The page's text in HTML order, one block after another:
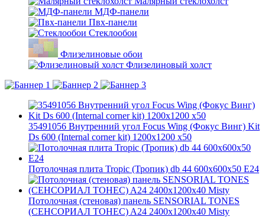
МДФ-панели
Пвх-панели
Стеклообои
Флизелиновые обои
Флизелиновый холст
35491056 Внутренний угол Focus Wing (Фокус Винг) Kit
Ds 600 (Internal corner kit) 1200x1200 x50
Потолочная плита Tropic (Тропик) db 44 600x600x50 E24
Потолочная (стеновая) панель SENSORIAL TONES
(СЕНСОРИАЛ ТОНЕС) A24 2400x1200x40 Misty